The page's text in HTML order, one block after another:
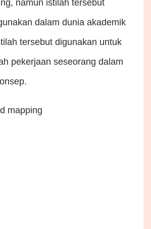
namun istilah tersebut
dalam dunia akademik
tersebut digunakan untuk
pekerjaan seseorang dalam